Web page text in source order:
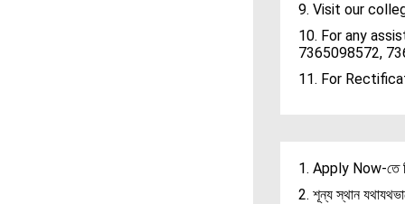
9. Visit our
10. For any
7365098572,
11. For
1. Apply Now-তে
2. শূন্য স্থান